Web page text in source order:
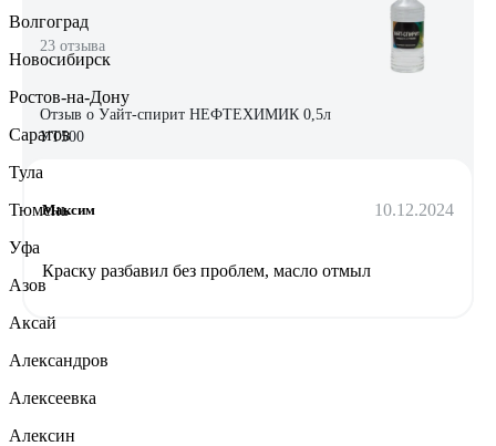
23 отзыва
Отзыв о Уайт-спирит НЕФТЕХИМИК 0,5л
УТ500
Максим 10.12.2024
Краску разбавил без проблем, масло отмыл
Волгоград
Новосибирск
Ростов-на-Дону
Саратов
Тула
Тюмень
Уфа
Азов
Аксай
Александров
Алексеевка
Алексин